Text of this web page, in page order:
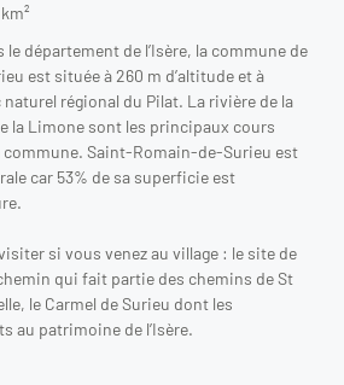
département de l’Isère, la commune de
est située à 260 m d’altitude et à
régional du Pilat. La rivière de la
la Limone sont les principaux cours
commune. Saint-Romain-de-Surieu est
car 53% de sa superficie est
si vous venez au village : le site de
qui fait partie des chemins de St
le Carmel de Surieu dont les
au patrimoine de l’Isère.